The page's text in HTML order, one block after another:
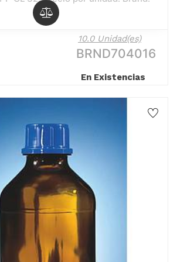
10.0 Unidad(es)
BRND704016
En Existencias